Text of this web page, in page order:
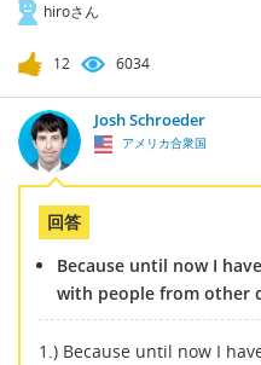
hiroさん
12 6034
Josh Schroeder
アメリカ合衆国
回答
Because until now I
with people from other
1.) Because until now I